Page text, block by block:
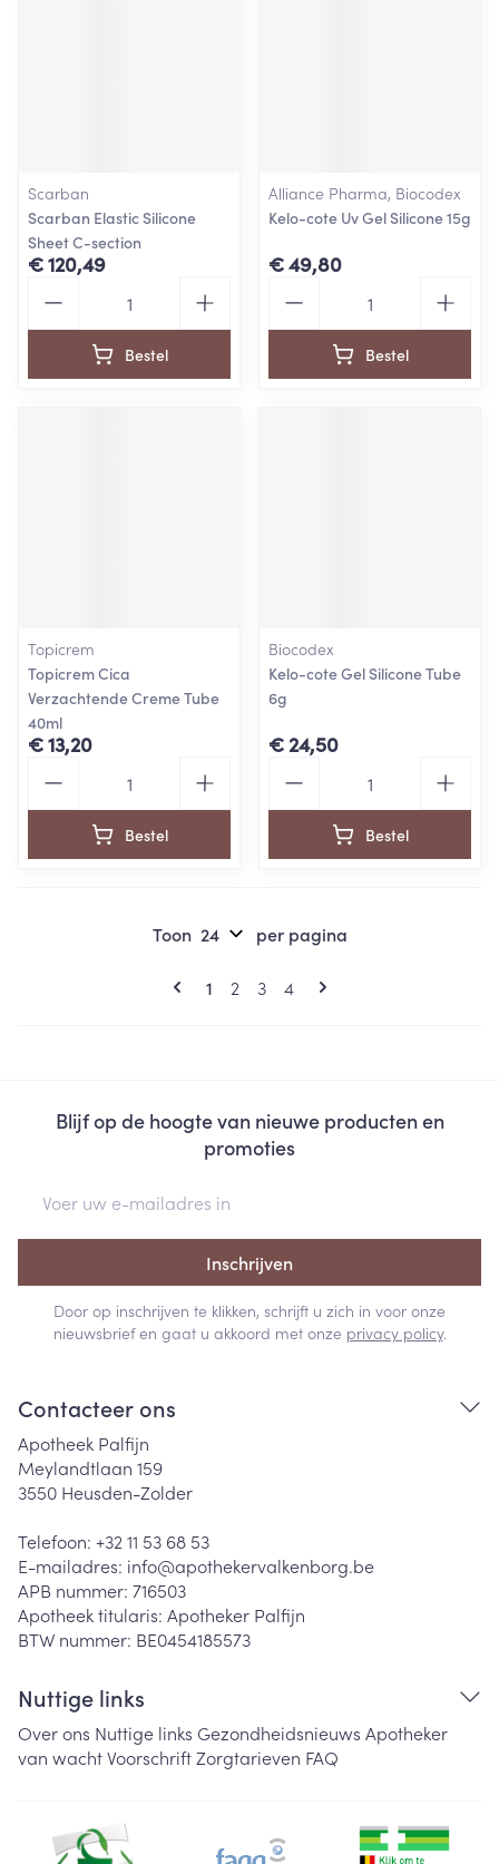
Scarban
Scarban Elastic Silicone
Sheet C-section
€ 120,49
Bestel
Alliance Pharma, Biocodex
Kelo-cote Uv Gel Silicone 15g
€ 49,80
Bestel
Topicrem
Topicrem Cica
Verzachtende Creme Tube
40ml
€ 13,20
Bestel
Biocodex
Kelo-cote Gel Silicone Tube
6g
€ 24,50
Bestel
Pagina's
U lees momenteel pagina
1 Pagina
2 Pagina
3 Pagina
4
Toon per pagina
Blijf op de hoogte van nieuwe producten en
promoties
Inschrijven
Door op inschrijven te klikken, schrijft u zich in voor onze
nieuwsbrief en gaat u akkoord met onze privacy policy.
Contacteer ons
Apotheek Palfijn
Meylandtlaan 159
3550 Heusden-Zolder
Telefoon: +32 11 53 68 53
E-mailadres: info@apothekervalkenborg.be
APB nummer: 716503
Apotheek titularis: Apotheker Palfijn
BTW nummer: BE0454185573
Nuttige links
Over ons Nuttige links Gezondheidsnieuws Apotheker
van wachtVoorschriftZorgtarieven FAQ